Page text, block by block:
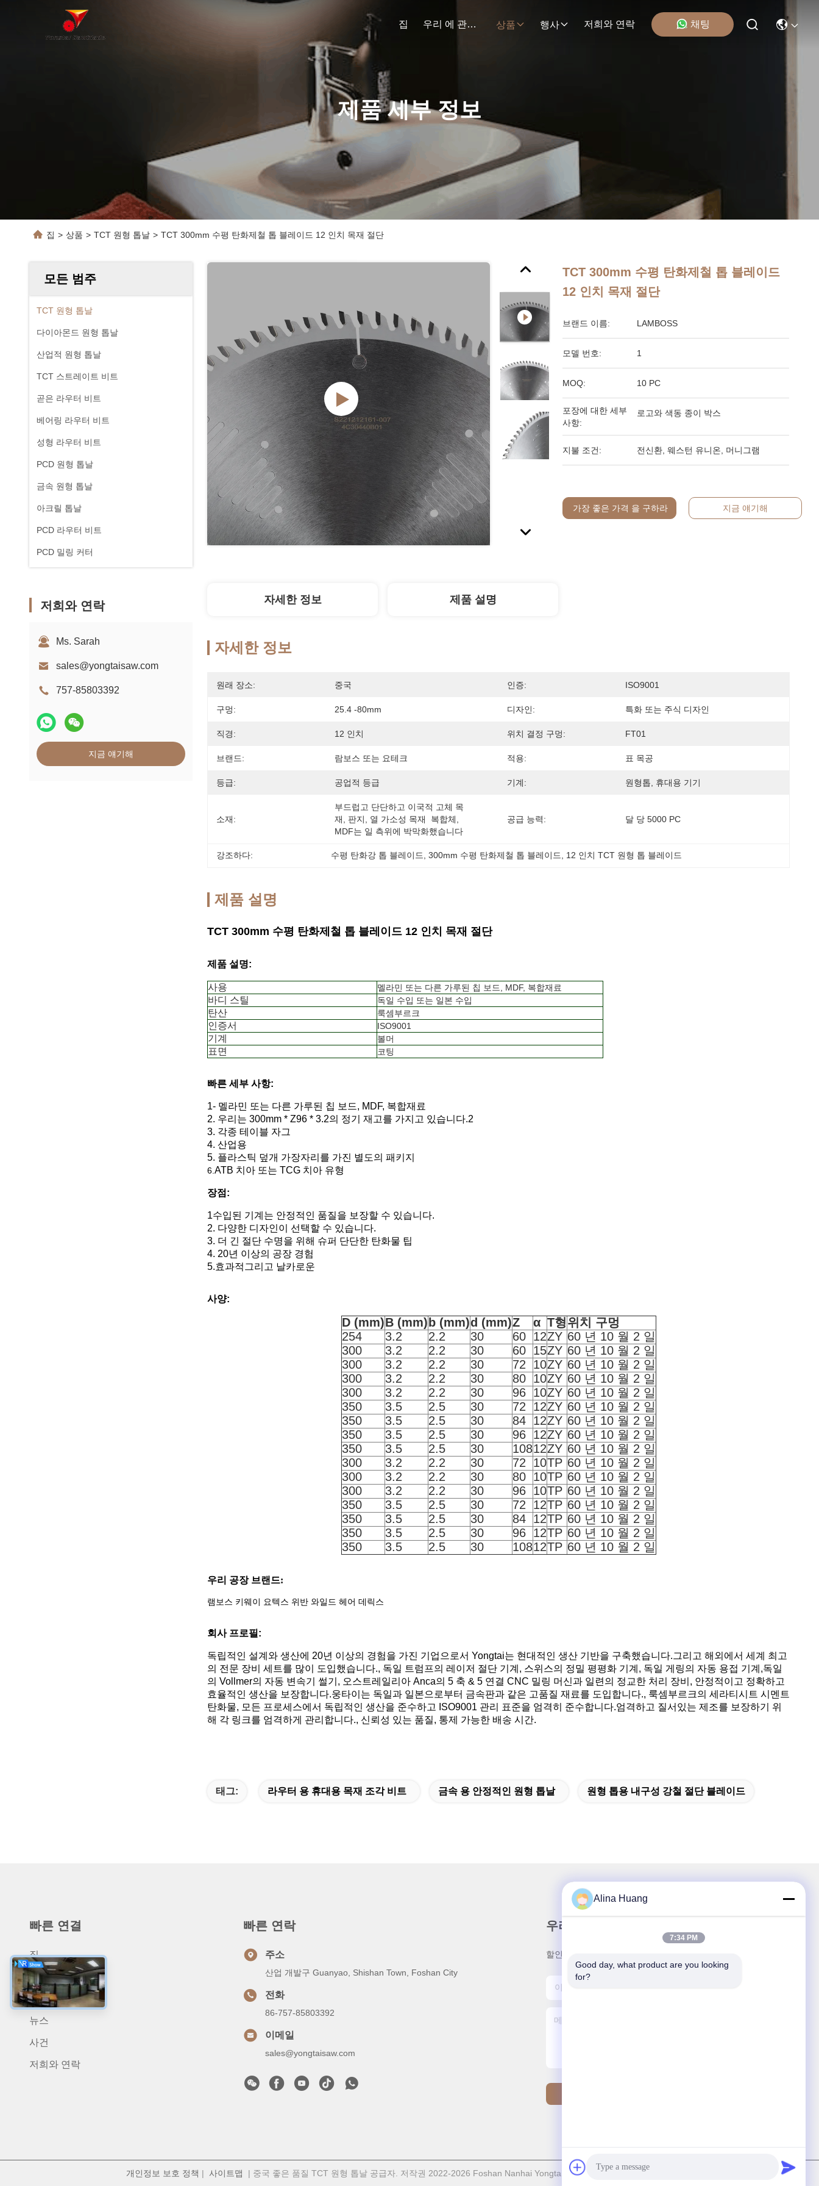
집 우리 에 관한 것 상품 행사 저희와 연락 채팅
제품 세부 정보
집 > 상품 > TCT 원형 톱날 > TCT 300mm 수평 탄화제철 톱 블레이드 12 인치 목재 절단
모든 범주
TCT 원형 톱날
다이아몬드 원형 톱날
산업적 원형 톱날
TCT 스트레이트 비트
곧은 라우터 비트
베어링 라우터 비트
성형 라우터 비트
PCD 원형 톱날
금속 원형 톱날
아크릴 톱날
PCD 라우터 비트
PCD 밀링 커터
저희와 연락
Ms. Sarah
sales@yongtaisaw.com
757-85803392
지금 얘기해
TCT 300mm 수평 탄화제철 톱 블레이드
12 인치 목재 절단
브랜드 이름: LAMBOSS
모델 번호: 1
MOQ: 10 PC
포장에 대한 세부
사항:
로고와 색동 종이 박스
지불 조건: 전신환, 웨스턴 유니온, 머니그램
가장 좋은 가격 을 구하라 지금 얘기해
자세한 정보 제품 설명
자세한 정보
원래 장소: 중국 인증: ISO9001
구멍: 25.4 -80mm 디자인: 특화 또는 주식 디자인
직경: 12 인치 위치 결정 구멍: FT01
브랜드: 람보스 또는 요테크 적용: 표 목공
등급: 공업적 등급 기계: 원형톱, 휴대용 기기
소재:
부드럽고 단단하고 이국적 고체 목
재, 판지, 열 가소성 목재  복합체,
MDF는 일 측위에 박막화했습니다
공급 능력: 달 당 5000 PC
강조하다: 수평 탄화강 톱 블레이드 , 300mm 수평 탄화제철 톱 블레이드 12 인치 TCT 원형 톱 블레이드
제품 설명
TCT 300mm 수평 탄화제철 톱 블레이드 12 인치 목재 절단
제품 설명:
사용 멜라민 또는 다른 가루된 칩 보드, MDF, 복합재료
바디 스틸 독일 수입 또는 일본 수입
탄산 룩셈부르크
인증서 ISO9001
기계 볼머
표면 코팅
빠른 세부 사항:
1- 멜라민 또는 다른 가루된 칩 보드, MDF, 복합재료
2. 우리는 300mm * Z96 * 3.2의 정기 재고를 가지고 있습니다.2
3. 각종 테이블 자그
4. 산업용
5. 플라스틱 덮개 가장자리를 가진 별도의 패키지
6. ATB 치아 또는 TCG 치아 유형
장점:
1수입된 기계는 안정적인 품질을 보장할 수 있습니다.
2. 다양한 디자인이 선택할 수 있습니다.
3. 더 긴 절단 수명을 위해 슈퍼 단단한 탄화물 팁
4. 20년 이상의 공장 경험
5.효과적 그리고 날카로운
사양:
D (mm)B (mm) b (mm)d (mm)Z α T형위치 구멍
254
3.2 2.2 30 60 12ZY 60 년 10 월 2 일
300
3.2 2.2 30 60 15ZY 60 년 10 월 2 일
300
3.2 2.2 30 72 10ZY 60 년 10 월 2 일
300
3.2 2.2 30 80 10ZY 60 년 10 월 2 일
300
3.2 2.2 30 96 10ZY 60 년 10 월 2 일
350
3.5 2.5 30 72 12ZY 60 년 10 월 2 일
350
3.5 2.5 30 84 12ZY 60 년 10 월 2 일
350
3.5 2.5 30 96 12ZY 60 년 10 월 2 일
350
3.5 2.5 30 10812ZY 60 년 10 월 2 일
300
3.2 2.2 30 72 10TP 60 년 10 월 2 일
300
3.2 2.2 30 80 10TP 60 년 10 월 2 일
300
3.2 2.2 30 96 10TP 60 년 10 월 2 일
350
3.5 2.5 30 72 12TP 60 년 10 월 2 일
350
3.5 2.5 30 84 12TP 60 년 10 월 2 일
350
3.5 2.5 30 96 12TP 60 년 10 월 2 일
350
3.5 2.5 30 10812TP 60 년 10 월 2 일
우리 공장 브랜드:
램보스 키웨이 요텍스 위반 와일드 헤어 데릭스
회사 프로필:
독립적인 설계와 생산에 20년 이상의 경험을 가진 기업으로서 Yongtai는 현대적인 생산 기반을 구축했습니다.그리고 해외에서 세계 최고
의 전문 장비 세트를 많이 도입했습니다., 독일 트럼프의 레이저 절단 기계, 스위스의 정밀 평평화 기계, 독일 게링의 자동 용접 기계,독일
의 Vollmer의 자동 변속기 썰기, 오스트레일리아 Anca의 5 축 & 5 연결 CNC 밀링 머신과 일련의 정교한 처리 장비, 안정적이고 정확하고
효율적인 생산을 보장합니다.웅타이는 독일과 일본으로부터 금속판과 같은 고품질 재료를 도입합니다., 룩셈부르크의 세라티시트 시멘트
탄화물, 모든 프로세스에서 독립적인 생산을 준수하고 ISO9001 관리 표준을 엄격히 준수합니다.엄격하고 질서있는 제조를 보장하기 위
해 각 링크를 엄격하게 관리합니다., 신뢰성 있는 품질, 통제 가능한 배송 시간.
태그: 라우터 용 휴대용 목재 조각 비트 금속 용 안정적인 원형 톱날 원형 톱용 내구성 강철 절단 블레이드
빠른 연결
집
상품
우리 에 관한 것
뉴스
사건
저희와 연락
빠른 연락
주소
산업 개발구 Guanyao, Shishan Town, Foshan City
전화
86-757-85803392
이메일
sales@yongtaisaw.com
우리 뉴스레터
할인 및 더 많은 정보를 얻기 위해 뉴스레터에 가입하십시오.
개인정보 보호 정책 | 사이트맵 | 중국 좋은 품질 TCT 원형 톱날 공급자. 저작권 2022-2026 Foshan Nanhai Yongtai Saw Co., Ltd 모두 모든 권리 보호
Alina Huang
7:34 PM
Good day, what product are you looking
for?